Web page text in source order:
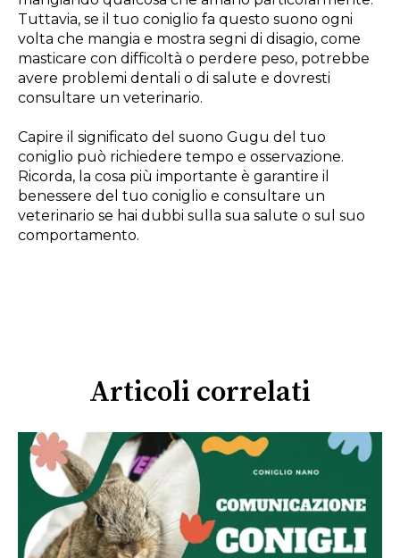
Tuttavia, se il tuo coniglio fa questo suono ogni
volta che mangia e mostra segni di disagio, come
masticare con difficoltà o perdere peso, potrebbe
avere problemi dentali o di salute e dovresti
consultare un veterinario.
Capire il significato del suono Gugu del tuo
coniglio può richiedere tempo e osservazione.
Ricorda, la cosa più importante è garantire il
benessere del tuo coniglio e consultare un
veterinario se hai dubbi sulla sua salute o sul suo
comportamento.
Articoli correlati